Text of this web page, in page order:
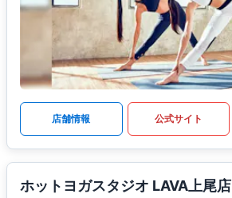
店舗情報 公式サイト
ホットヨガスタジオ LAVA上尾店